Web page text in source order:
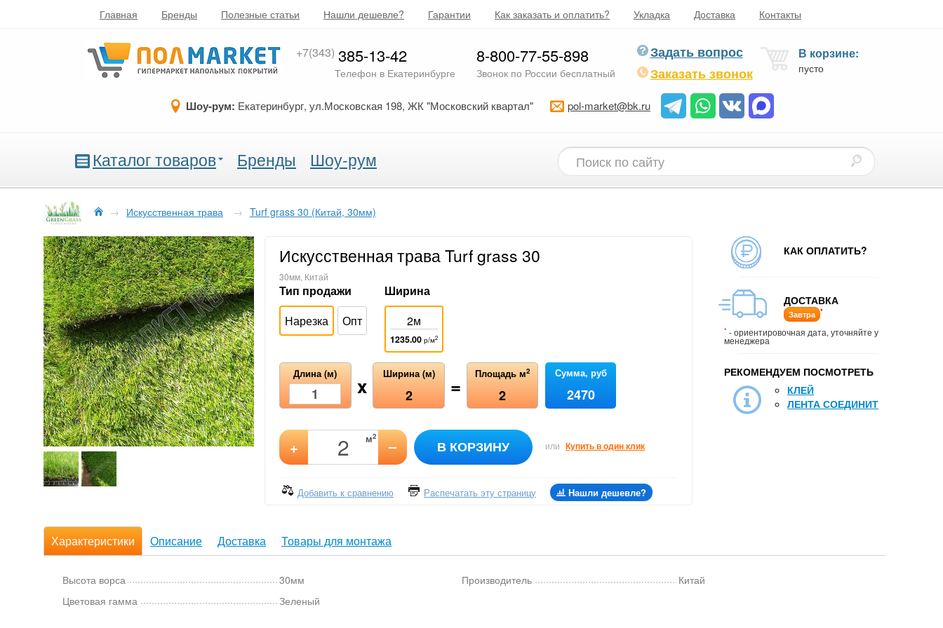
Главная Бренды Полезные статьи Нашли дешевле? Гарантии Как заказать и оплатить? Укладка Доставка Контакты
+7(343) 385-13-42
Телефон в Екатеринбурге
8-800-77-55-898
Звонок по России бесплатный
Задать вопрос
Заказать звонок
В корзине:
пусто
Шоу-рум: Екатеринбург, ул.Московская 198, ЖК "Московский квартал" pol-market@bk.ru
Каталог товаров Бренды Шоу-рум
→ Искусственная трава → Turf grass 30 (Китай, 30мм)
Искусственная трава Turf grass 30
30мм, Китай
Тип продажи
Нарезка
Опт
Ширина
2м
1235.00 р/м2
Длина (м) x Ширина (м)
2 = Площадь м2
2
Сумма, руб
2470
+ м2 – В КОРЗИНУ или Купить в один клик
Добавить к сравнению Распечатать эту страницу Нашли дешевле?
КАК ОПЛАТИТЬ?
ДОСТАВКА
Завтра *
* - ориентировочная дата, уточняйте у
менеджера
РЕКОМЕНДУЕМ ПОСМОТРЕТЬ
КЛЕЙ
ЛЕНТА СОЕДИНИТ
Характеристики Описание Доставка Товары для монтажа
Высота ворса
30мм
Цветовая гамма
Зеленый
Производитель Китай